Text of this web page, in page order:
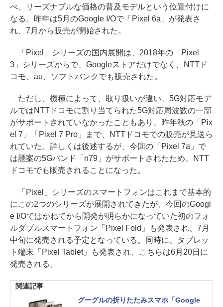
べ、リーズナブルな価格の普及モデルという位置付けに
なる。昨年は5月のGoogle I/Oで「Pixel 6a」が発表さ
れ、7月から販売が開始された。
「Pixel」シリーズの国内展開は、2018年の「Pixel
3」シリーズからで、Googleストアだけでなく、NTTド
コモ、au、ソフトバンクでも販売された。
ただし、機種によって、取り扱いが違い、5G対応モデ
ルではNTTドコモに割り当てられた5G対応周波数の一部
がサポートされていなかったこともあり、昨年秋の「Pix
el 7」「Pixel 7 Pro」まで、NTTドコモでの販売が見送ら
れていた。詳しくは後述するが、今回の「Pixel 7a」で
は懸案の5Gバンド「n79」がサポートされたため、NTT
ドコモでも販売されることになった。
「Pixel」シリーズのスマートフォンはこれまで基本的
にこの2つのシリーズが展開されてきたが、今回のGoogl
e I/Oではかねてから開発が明らかになっていた初のフォ
ルダブルスマートフォン「Pixel Fold」も発表され、7月
中旬に発売される予定となっている。同時に、タブレッ
ト端末「Pixel Tablet」も発表され、こちらは6月20日に
発売される。
関連記事
グーグルの折りたたみスマホ「Google